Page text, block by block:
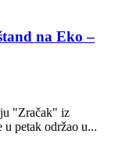
na Eko –
"Zračak" iz
u petak održao u...